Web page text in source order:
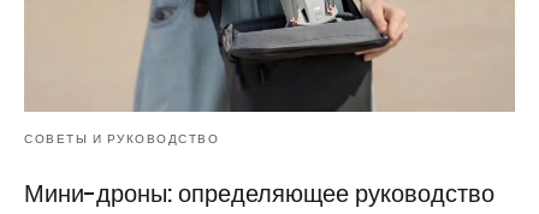
СОВЕТЫ И РУКОВОДСТВО
Мини-дроны: определяющее руководство